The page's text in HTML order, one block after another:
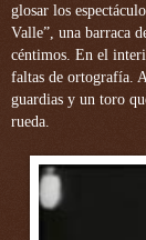
glosar los
Valle”, una barraca
céntimos. En el
faltas de ortografía.
guardias y un toro
rueda.